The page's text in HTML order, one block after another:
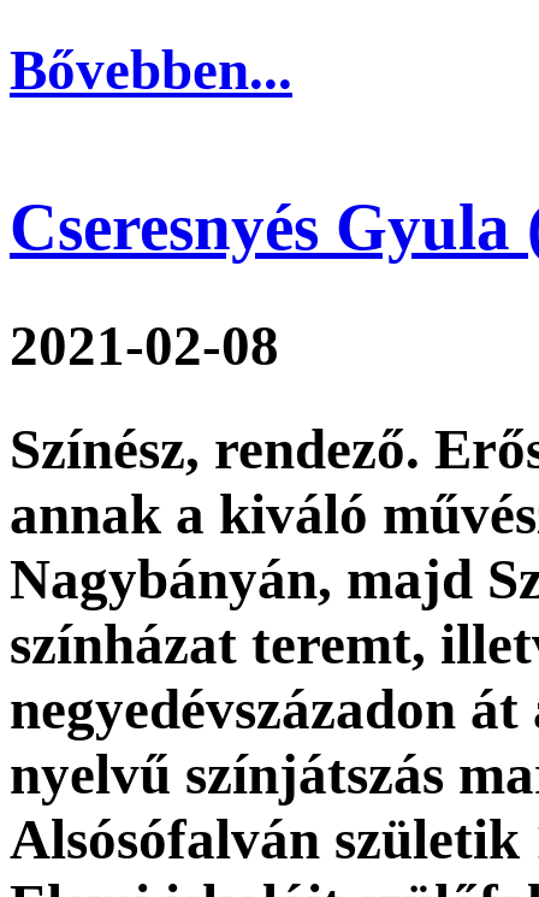
Bővebben...
Cseresnyés Gyula
2021-02-08
Színész, rendező.
annak a kiváló
Nagybányán, majd
színházat teremt,
negyedévszázadon
nyelvű színjátszás
Alsósófalván